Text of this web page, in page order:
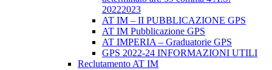
20222023
AT IM – II PUBBLICAZIONE GPS
AT IM Pubblicazione GPS
AT IMPERIA – Graduatorie GPS
GPS 2022-24 INFORMAZIONI UTILI
Reclutamento AT IM